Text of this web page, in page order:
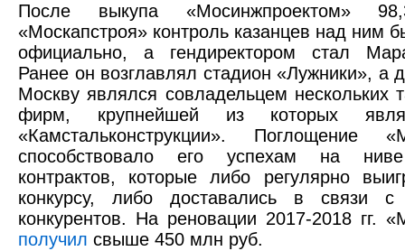
После выкупа «Мосинжпроектом»
«Москапстроя» контроль казанцев над ним
официально, а гендиректором стал
Ранее он возглавлял стадион «Лужники», а
Москву являлся совладельцем нескольких
фирм, крупнейшей из которых
«Камстальконструкции». Поглощение
способствовало его успехам на
контрактов, которые либо регулярно
конкурсу, либо доставались в связи с
конкурентов. На реновации 2017-2018 гг.
получил свыше 450 млн руб.